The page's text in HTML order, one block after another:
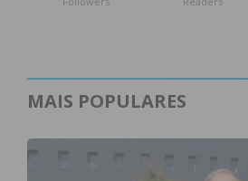
MAIS POPULARES